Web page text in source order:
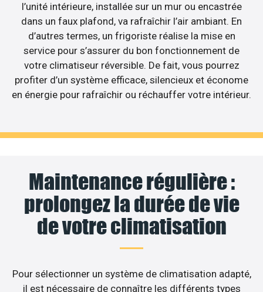
l’unité intérieure, installée sur un mur ou encastrée
dans un faux plafond, va rafraîchir l’air ambiant. En
d’autres termes, un frigoriste réalise la mise en
service pour s’assurer du bon fonctionnement de
votre climatiseur réversible. De fait, vous pourrez
profiter d’un système efficace, silencieux et économe
en énergie pour rafraîchir ou réchauffer votre intérieur.
Maintenance régulière :
prolongez la durée de vie
de votre climatisation
Pour sélectionner un système de climatisation adapté,
il est nécessaire de connaître les différents types